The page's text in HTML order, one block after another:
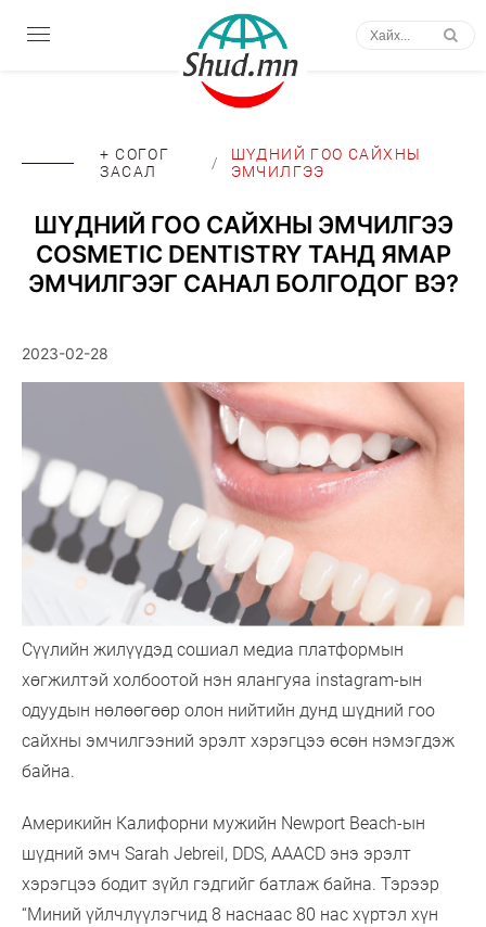
+ СОГОГ
ЗАСАЛ
/
ШҮДНИЙ ГОО САЙХНЫ
ЭМЧИЛГЭЭ
ШҮДНИЙ ГОО САЙХНЫ ЭМЧИЛГЭЭ
COSMETIC DENTISTRY ТАНД ЯМАР
ЭМЧИЛГЭЭГ САНАЛ БОЛГОДОГ ВЭ?
2023-02-28
Сүүлийн жилүүдэд сошиал медиа платформын
хөгжилтэй холбоотой нэн ялангуяа instagram-ын
одуудын нөлөөгөөр олон нийтийн дунд шүдний гоо
сайхны эмчилгээний эрэлт хэрэгцээ өсөн нэмэгдэж
байна.
Америкийн Калифорни мужийн Newport Beach-ын
шүдний эмч Sarah Jebreil, DDS, AAACD энэ эрэлт
хэрэгцээ бодит зүйл гэдгийг батлаж байна. Тэрээр
“Миний үйлчлүүлэгчид 8 наснаас 80 нас хүртэл хүн